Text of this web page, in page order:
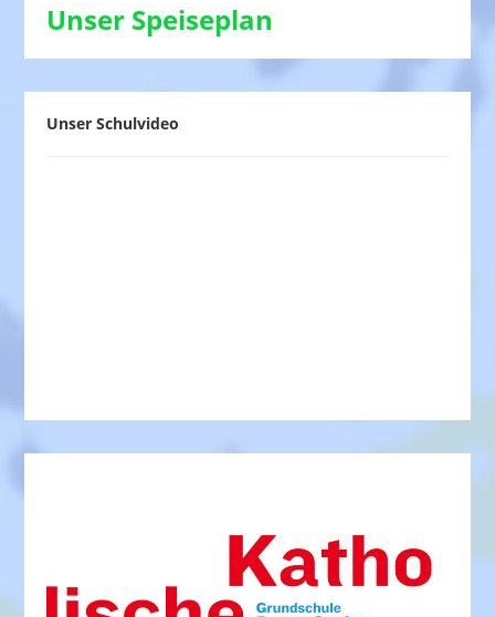
Unser Speiseplan
Unser Schulvideo